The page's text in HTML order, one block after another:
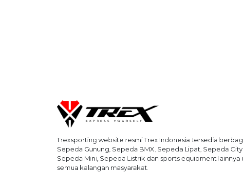
Trexsporting website resmi Trex Indonesia tersedia
Sepeda Gunung, Sepeda BMX, Sepeda Lipat, Sepeda City
Sepeda Mini, Sepeda Listrik dan sports equipment lainnya
semua kalangan masyarakat.